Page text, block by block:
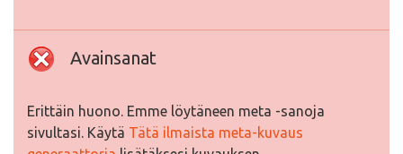
Avainsanat
Erittäin huono. Emme löytäneen meta -sanoja
sivultasi. Käytä Tätä ilmaista meta-kuvaus